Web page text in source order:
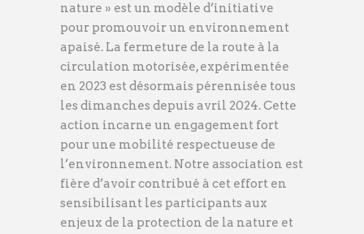
nature » est un modèle d’initiative
pour promouvoir un environnement
apaisé. La fermeture de la route à la
circulation motorisée, expérimentée
en 2023 est désormais pérennisée tous
les dimanches depuis avril 2024. Cette
action incarne un engagement fort
pour une mobilité respectueuse de
l’environnement. Notre association est
fière d’avoir contribué à cet effort en
sensibilisant les participants aux
enjeux de la protection de la nature et